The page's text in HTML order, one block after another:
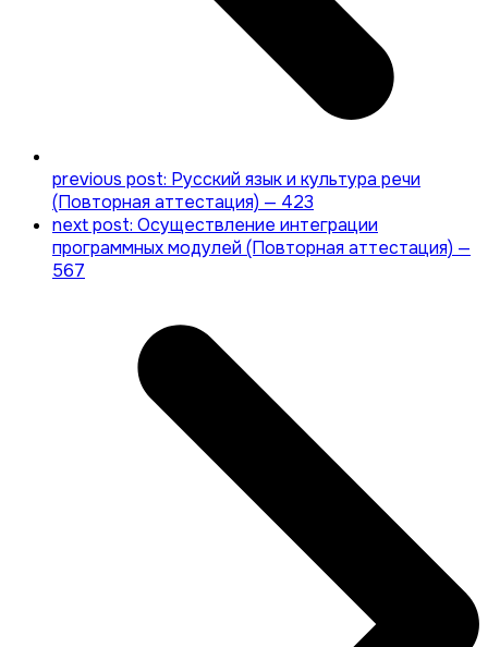
previous post: Русский язык и культура речи
(Повторная аттестация) — 423
next post: Осуществление интеграции
программных модулей (Повторная аттестация) —
567